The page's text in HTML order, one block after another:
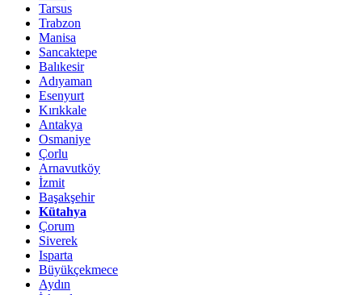
Tarsus
Trabzon
Manisa
Sancaktepe
Balıkesir
Adıyaman
Esenyurt
Kırıkkale
Antakya
Osmaniye
Çorlu
Arnavutköy
İzmit
Başakşehir
Kütahya
Çorum
Siverek
Isparta
Büyükçekmece
Aydın